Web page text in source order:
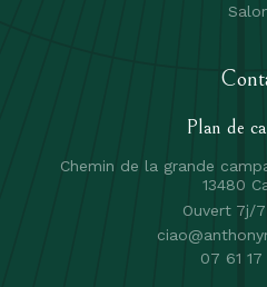
Plan de
Chemin de la grande
13480
Ouvert 7j/7
07 61 17